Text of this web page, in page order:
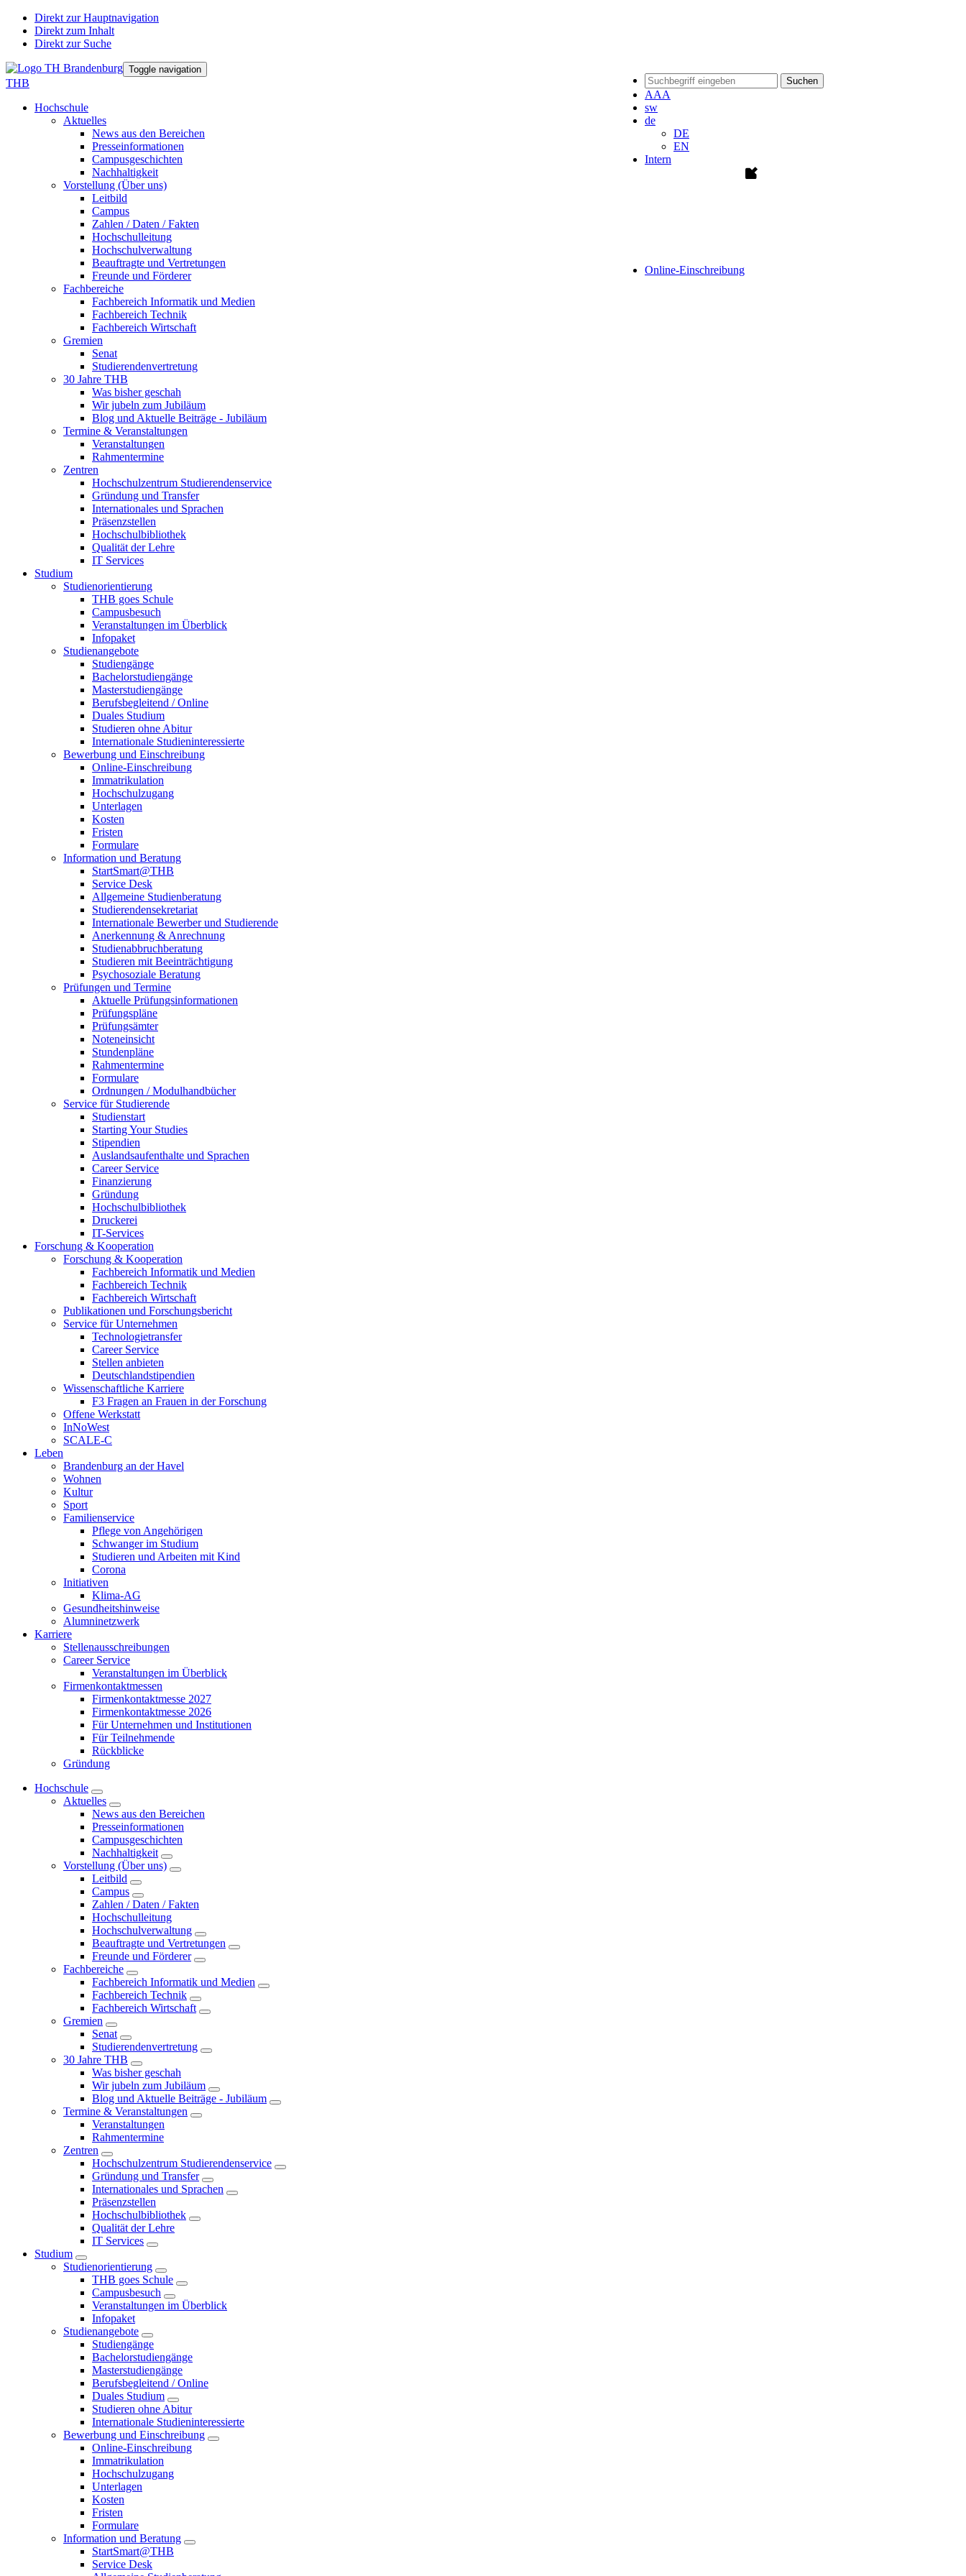
Direkt zur Hauptnavigation
Direkt zum Inhalt
Direkt zur Suche
Suchen
AAA
sw
de
DE
EN
Intern
Online-Einschreibung
Toggle navigation
THB
Hochschule
Aktuelles
News aus den Bereichen
Presseinformationen
Campusgeschichten
Nachhaltigkeit
Vorstellung (Über uns)
Leitbild
Campus
Zahlen / Daten / Fakten
Hochschulleitung
Hochschulverwaltung
Beauftragte und Vertretungen
Freunde und Förderer
Fachbereiche
Fachbereich Informatik und Medien
Fachbereich Technik
Fachbereich Wirtschaft
Gremien
Senat
Studierendenvertretung
30 Jahre THB
Was bisher geschah
Wir jubeln zum Jubiläum
Blog und Aktuelle Beiträge - Jubiläum
Termine & Veranstaltungen
Veranstaltungen
Rahmentermine
Zentren
Hochschulzentrum Studierendenservice
Gründung und Transfer
Internationales und Sprachen
Präsenzstellen
Hochschulbibliothek
Qualität der Lehre
IT Services
Studium
Studienorientierung
THB goes Schule
Campusbesuch
Veranstaltungen im Überblick
Infopaket
Studienangebote
Studiengänge
Bachelorstudiengänge
Masterstudiengänge
Berufsbegleitend / Online
Duales Studium
Studieren ohne Abitur
Internationale Studieninteressierte
Bewerbung und Einschreibung
Online-Einschreibung
Immatrikulation
Hochschulzugang
Unterlagen
Kosten
Fristen
Formulare
Information und Beratung
StartSmart@THB
Service Desk
Allgemeine Studienberatung
Studierendensekretariat
Internationale Bewerber und Studierende
Anerkennung & Anrechnung
Studienabbruchberatung
Studieren mit Beeinträchtigung
Psychosoziale Beratung
Prüfungen und Termine
Aktuelle Prüfungsinformationen
Prüfungspläne
Prüfungsämter
Noteneinsicht
Stundenpläne
Rahmentermine
Formulare
Ordnungen / Modulhandbücher
Service für Studierende
Studienstart
Starting Your Studies
Stipendien
Auslandsaufenthalte und Sprachen
Career Service
Finanzierung
Gründung
Hochschulbibliothek
Druckerei
IT-Services
Forschung & Kooperation
Forschung & Kooperation
Fachbereich Informatik und Medien
Fachbereich Technik
Fachbereich Wirtschaft
Publikationen und Forschungsbericht
Service für Unternehmen
Technologietransfer
Career Service
Stellen anbieten
Deutschlandstipendien
Wissenschaftliche Karriere
F3 Fragen an Frauen in der Forschung
Offene Werkstatt
InNoWest
SCALE-C
Leben
Brandenburg an der Havel
Wohnen
Kultur
Sport
Familienservice
Pflege von Angehörigen
Schwanger im Studium
Studieren und Arbeiten mit Kind
Corona
Initiativen
Klima-AG
Gesundheitshinweise
Alumninetzwerk
Karriere
Stellenausschreibungen
Career Service
Veranstaltungen im Überblick
Firmenkontaktmessen
Firmenkontaktmesse 2027
Firmenkontaktmesse 2026
Für Unternehmen und Institutionen
Für Teilnehmende
Rückblicke
Gründung
Hochschule
Aktuelles
News aus den Bereichen
Presseinformationen
Campusgeschichten
Nachhaltigkeit
Vorstellung (Über uns)
Leitbild
Campus
Zahlen / Daten / Fakten
Hochschulleitung
Hochschulverwaltung
Beauftragte und Vertretungen
Freunde und Förderer
Fachbereiche
Fachbereich Informatik und Medien
Fachbereich Technik
Fachbereich Wirtschaft
Gremien
Senat
Studierendenvertretung
30 Jahre THB
Was bisher geschah
Wir jubeln zum Jubiläum
Blog und Aktuelle Beiträge - Jubiläum
Termine & Veranstaltungen
Veranstaltungen
Rahmentermine
Zentren
Hochschulzentrum Studierendenservice
Gründung und Transfer
Internationales und Sprachen
Präsenzstellen
Hochschulbibliothek
Qualität der Lehre
IT Services
Studium
Studienorientierung
THB goes Schule
Campusbesuch
Veranstaltungen im Überblick
Infopaket
Studienangebote
Studiengänge
Bachelorstudiengänge
Masterstudiengänge
Berufsbegleitend / Online
Duales Studium
Studieren ohne Abitur
Internationale Studieninteressierte
Bewerbung und Einschreibung
Online-Einschreibung
Immatrikulation
Hochschulzugang
Unterlagen
Kosten
Fristen
Formulare
Information und Beratung
StartSmart@THB
Service Desk